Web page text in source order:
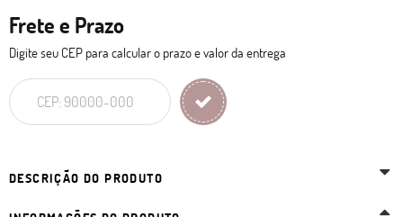
Frete e Prazo
Digite seu CEP para calcular o prazo e valor da entrega
DESCRIÇÃO DO PRODUTO